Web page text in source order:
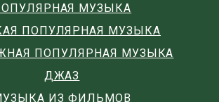
МУЗЫКА
ПОПУЛЯРНАЯ МУЗЫКА
ПОПУЛЯРНАЯ МУЗЫКА
ДЖАЗ
ИЗ ФИЛЬМОВ